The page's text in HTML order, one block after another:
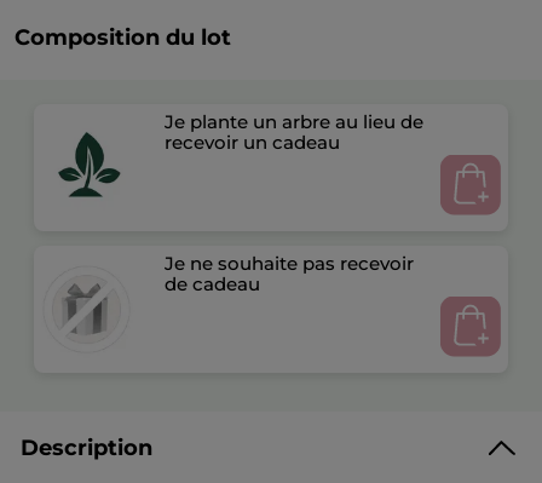
Composition du lot
Je plante un arbre au lieu de
recevoir un cadeau
Je ne souhaite pas recevoir
de cadeau
Description